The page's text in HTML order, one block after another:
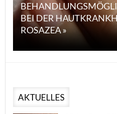
BEI DER
ROSAZEA »
AKTUELLES